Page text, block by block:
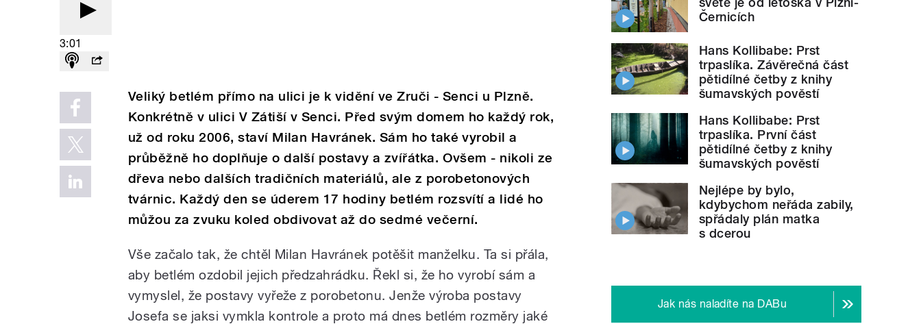
3:01
Veliký betlém přímo na ulici je k vidění ve Zruči - Senci u Plzně.
Konkrétně v ulici V Zátiší v Senci. Před svým domem ho každý rok,
už od roku 2006, staví Milan Havránek. Sám ho také vyrobil a
průběžně ho doplňuje o další postavy a zvířátka. Ovšem - nikoli ze
dřeva nebo dalších tradičních materiálů, ale z porobetonových
tvárnic. Každý den se úderem 17 hodiny betlém rozsvítí a lidé ho
můžou za zvuku koled obdivovat až do sedmé večerní.
Vše začalo tak, že chtěl Milan Havránek potěšit manželku. Ta si přála,
aby betlém ozdobil jejich předzahrádku. Řekl si, že ho vyrobí sám a
vymyslel, že postavy vyřeže z porobetonu. Jenže výroba postavy
Josefa se jaksi vymkla kontrole a proto má dnes betlém rozměry jaké
Černicích
Hans Kollibabe: Prst
trpaslíka. Závěrečná část
pětidílné četby z knihy
šumavských pověstí
Hans Kollibabe: Prst
trpaslíka. První část
pětidílné četby z knihy
šumavských pověstí
Nejlépe by bylo,
kdybychom neřáda zabily,
spřádaly plán matka
s dcerou
Jak nás naladíte na DABu